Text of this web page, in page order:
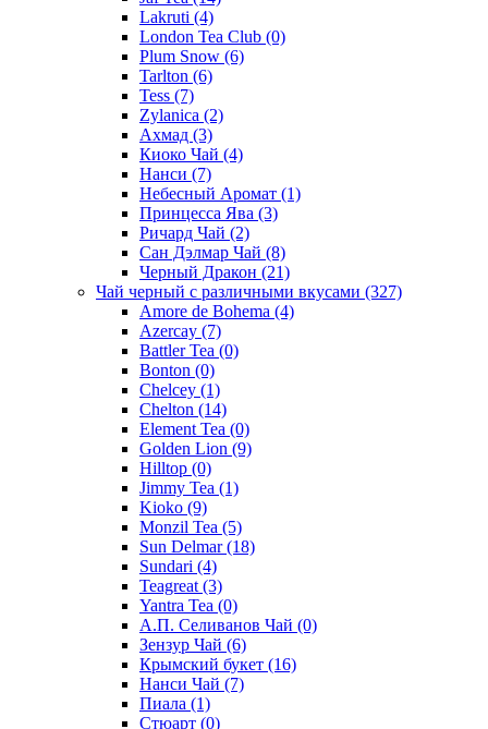
Lakruti (4)
London Tea Club (0)
Plum Snow (6)
Tarlton (6)
Tess (7)
Zylanica (2)
Ахмад (3)
Киоко Чай (4)
Нанси (7)
Небесный Аромат (1)
Принцесса Ява (3)
Ричард Чай (2)
Сан Дэлмар Чай (8)
Черный Дракон (21)
Чай черный с различными вкусами (327)
Amore de Bohema (4)
Azercay (7)
Battler Tea (0)
Bonton (0)
Chelcey (1)
Chelton (14)
Element Tea (0)
Golden Lion (9)
Hilltop (0)
Jimmy Tea (1)
Kioko (9)
Monzil Tea (5)
Sun Delmar(18)
Sundari (4)
Teagreat (3)
Yantra Tea (0)
А.П. Селиванов Чай (0)
Зензур Чай (6)
Крымский букет (16)
Нанси Чай (7)
Пиала (1)
Стюарт (0)